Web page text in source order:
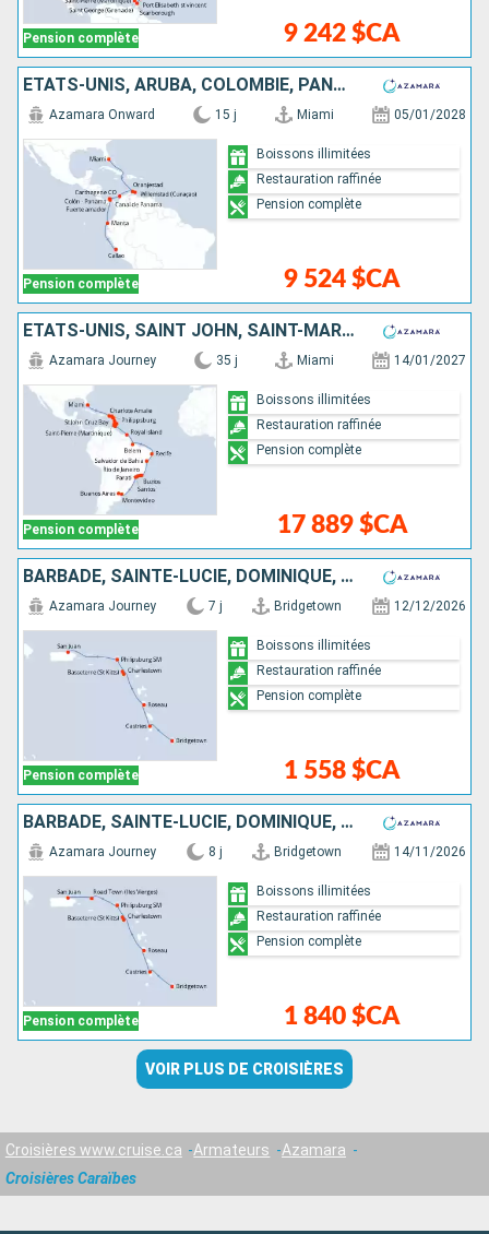
Pension complète 9 242 $CA
ÉTATS-UNIS, ARUBA, COLOMBIE, PANAMA, ÉQUATEUR, PÉROU
Pension complète
Azamara Onward 15 j Miami 05/01/2028
9 524 $CA
Boissons illimitées
Restauration raffinée
Pension complète
ÉTATS-UNIS, SAINT JOHN, SAINT-MARTIN, ANTIGUA-ET-BARBUDA, MARTINIQUE, SAINT VINCENT-ET-LES-GRENADINES, GRENADE, BARBADE, TRINITÉ-ET-TOBAGO, ÎLE ROYALE, BRÉSIL, URUGUAY, ARGENTINE
Pension complète
Azamara Journey 35 j Miami 14/01/2027
17 889 $CA
Boissons illimitées
Restauration raffinée
Pension complète
BARBADE, SAINTE-LUCIE, DOMINIQUE, SAINT-MARTIN, PORTO RICO
Pension complète
Azamara Journey 7 j Bridgetown 12/12/2026
1 558 $CA
Boissons illimitées
Restauration raffinée
Pension complète
BARBADE, SAINTE-LUCIE, DOMINIQUE, SAINT-MARTIN, TORTOLA, PORTO RICO
Pension complète
Azamara Journey 8 j Bridgetown 14/11/2026
1 840 $CA
Boissons illimitées
Restauration raffinée
Pension complète
VOIR PLUS DE CROISIÈRES
Croisières www.cruise.ca Armateurs
Azamara
Croisières Caraïbes